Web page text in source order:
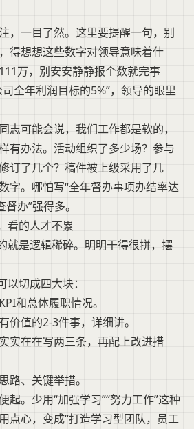
，一目了然。这里要提醒一句，别
得想想这些数字对领导意味着什
万，别安安静静报个数就完事
全年利润目标的5%”，领导的眼里
志可能会说，我们工作都是软的，
有办法。活动组织了多少场？参与
订了几个？稿件被上级采用了几
字。哪怕写“全年督办事项办结率达
办”强得多。
看的人才不累
就是逻辑稀碎。明明干得很拼，摆
切成四大块：
和总体履职情况。
价值的2-3件事，详细讲。
实在在写两三条，再配上改进措
路、关键举措。
起。少用“加强学习”“努力工作”这种
点心，变成“打造学习型团队，员工